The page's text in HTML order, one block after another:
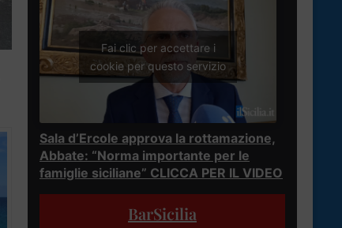
Fai clic per accettare i
cookie per questo servizio
Sala d’Ercole approva la rottamazione,
Abbate: “Norma importante per le
famiglie siciliane” CLICCA PER IL VIDEO
BarSicilia